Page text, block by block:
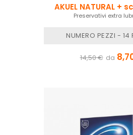
AKUEL NATURAL +
Preservativi extra
NUMERO PEZZI - 14
14,50 € da